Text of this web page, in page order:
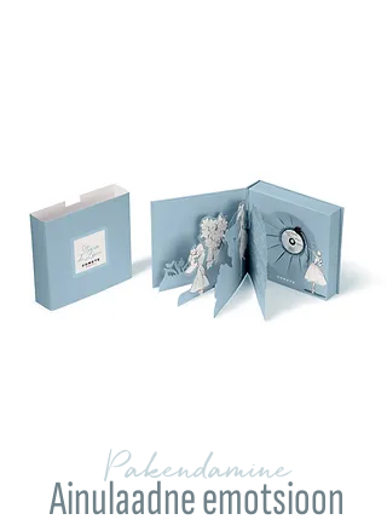
Pakendamine
Ainulaadne emotsioon